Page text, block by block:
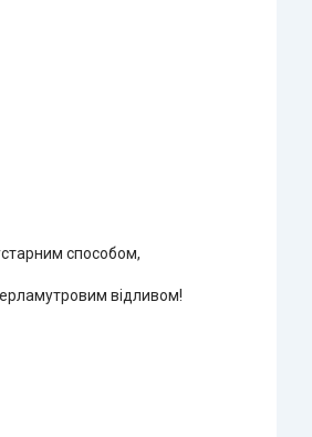
способом,
відливом!